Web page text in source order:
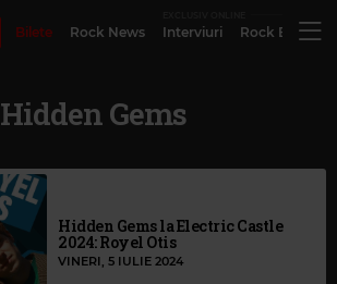
Bilete Rock News Interviuri Rock
Hidden Gems
Hidden Gems la Electric Castle
2024: Royel Otis
VINERI, 5 IULIE 2024